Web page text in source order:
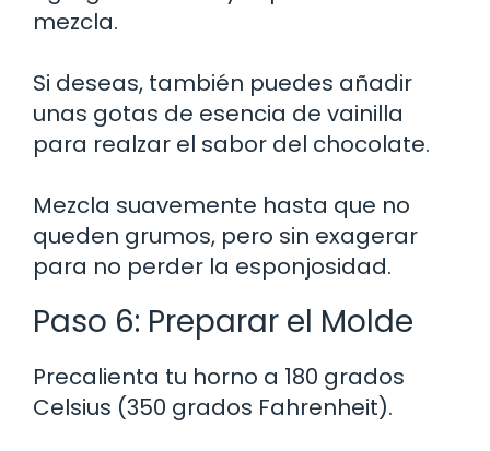
mezcla.
Si deseas, también puedes añadir
unas gotas de esencia de vainilla
para realzar el sabor del chocolate.
Mezcla suavemente hasta que no
queden grumos, pero sin exagerar
para no perder la esponjosidad.
Paso 6: Preparar el Molde
Precalienta tu horno a 180 grados
Celsius (350 grados Fahrenheit).